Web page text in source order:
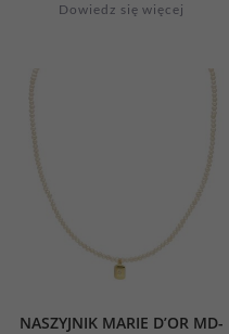
Dowiedz się więcej
NASZYJNIK MARIE D’OR MD-